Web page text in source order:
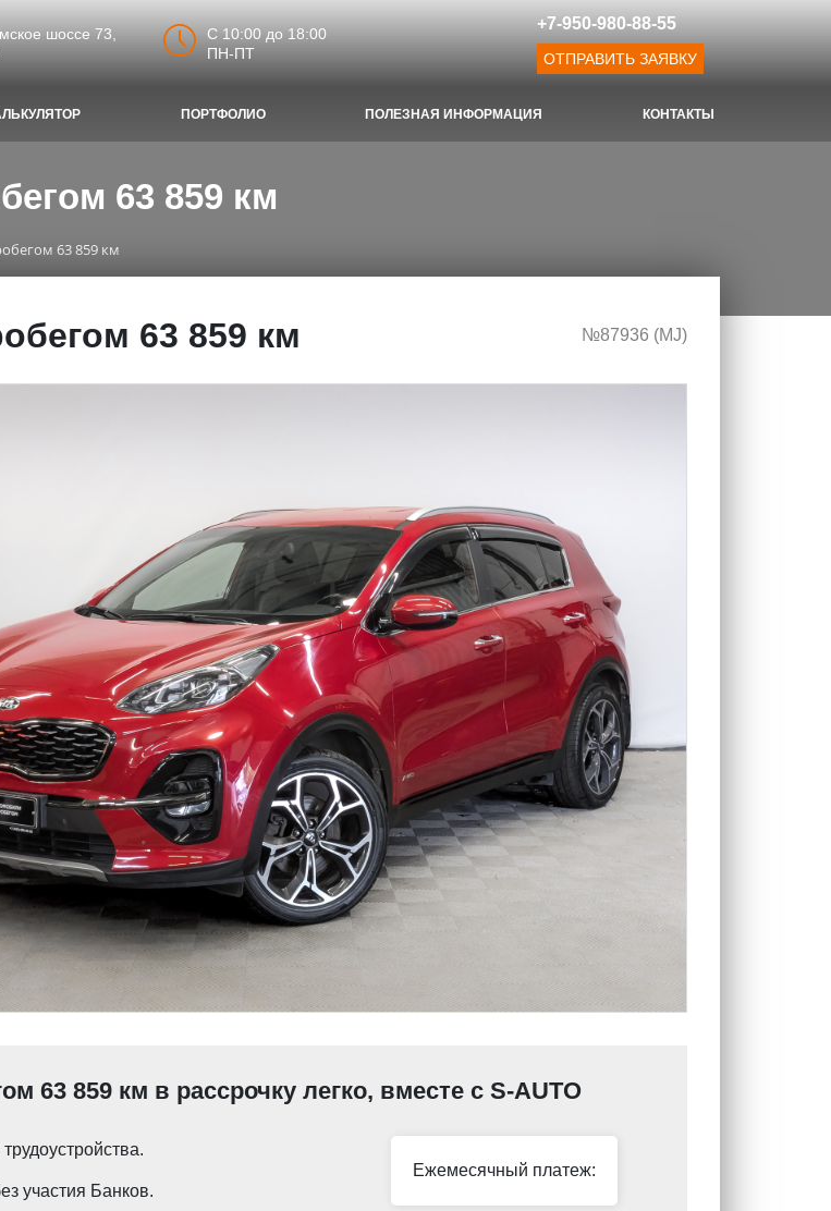
шоссе 73,
C 10:00 до 18:00
ПН-ПТ
+7-950-980-88-55
ОТПРАВИТЬ ЗАЯВКУ
ПОРТФОЛИО ПОЛЕЗНАЯ ИНФОРМАЦИЯ КОНТАКТЫ
63 859 км
63 859 км
63 859 км №87936 (МJ)
63 859 км в рассрочку легко, вместе с S-AUTO
участия Банков.
Ежемесячный платеж: